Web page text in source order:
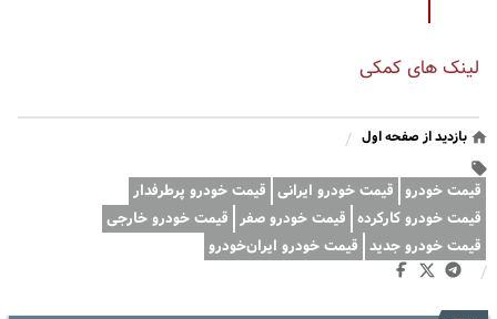
لینک های کمکی
بازدید از صفحه اول /
قیمت خودرو قیمت خودرو ایرانی قیمت خودرو پرطرفدار
قیمت خودرو کارکرده قیمت خودرو صفر قیمت خودرو خارجی
قیمت خودرو جدید قیمت خودرو ایران‌خودرو
/